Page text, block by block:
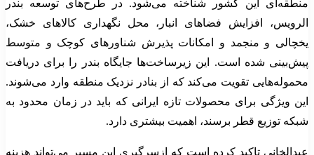
منطقه‌ای این کشور شناخته می‌شود. در طرح‌های توسعه بندر
الرویس، افزایش فضاهای انبار، محل نگهداری کالاهای خشک،
یخچالی و منجمد و امکانات پذیرش شناورهای کوچک و متوسط
پیش‌بینی شده است. این زیرساخت‌ها جایگاه بندر را برای دریافت
محموله‌هایی تقویت می‌کند که از بنادر نزدیک منطقه وارد می‌شوند.
این ویژگی برای محصولات تازه ایرانی که باید در زمان محدود به
شبکه توزیع قطر برسند، اهمیت بیشتری دارد.
عبدالخانی تاکید کرده است که ازسرگیری این مسیر می‌تواند هزینه